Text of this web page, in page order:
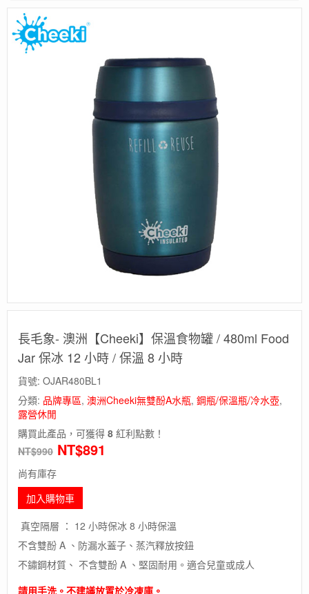
長毛象- 澳洲【Cheeki】保溫食物罐 / 480ml Food
Jar 保冰 12 小時 / 保溫 8 小時
貨號: OJAR480BL1
分類: 品牌專區, 澳洲Cheeki無雙酚A水瓶, 鋼瓶/保溫瓶/冷水壺,
露營休閒
購買此產品，可獲得 8 紅利點數！
NT$990 NT$891
尚有庫存
加入購物車
真空隔層 ： 12 小時保冰 8 小時保溫
不含雙酚 A 、防漏水蓋子、蒸汽釋放按鈕
不鏽鋼材質、 不含雙酚 A 、堅固耐用。適合兒童或成人
請用手洗。不建議放置於冷凍庫。